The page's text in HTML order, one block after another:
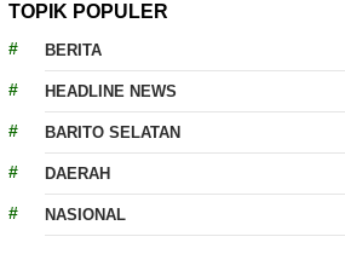
TOPIK POPULER
BERITA
HEADLINE NEWS
BARITO SELATAN
DAERAH
NASIONAL